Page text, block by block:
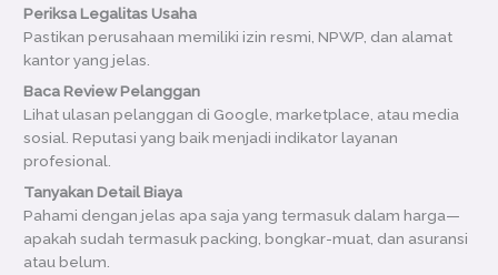
Periksa Legalitas Usaha
Pastikan perusahaan memiliki izin resmi, NPWP, dan alamat
kantor yang jelas.
Baca Review Pelanggan
Lihat ulasan pelanggan di Google, marketplace, atau media
sosial. Reputasi yang baik menjadi indikator layanan
profesional.
Tanyakan Detail Biaya
Pahami dengan jelas apa saja yang termasuk dalam harga—
apakah sudah termasuk packing, bongkar-muat, dan asuransi
atau belum.